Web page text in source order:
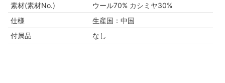
素材(素材No.)
ウール70% カシミヤ30%
仕様
生産国：中国
付属品
なし